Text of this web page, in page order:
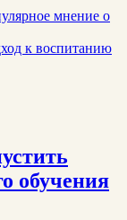
мнение о
к воспитанию
обучения